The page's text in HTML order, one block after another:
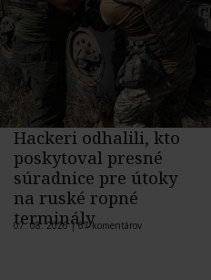
Hackeri odhalili, kto
poskytoval presné
súradnice pre útoky
na ruské ropné
terminály
07. 08. 2026 |67 komentárov